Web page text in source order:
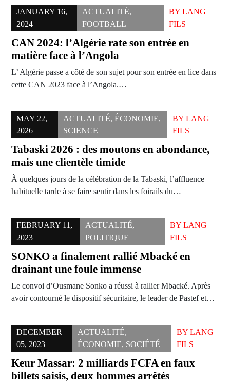
JANUARY 16,
2024
ACTUALITÉ,
FOOTBALL
BY LANG
FILS
CAN 2024: l’Algérie rate son entrée en
matière face à l’Angola
L’ Algérie passe a côté de son sujet pour son entrée en lice dans
cette CAN 2023 face à l’Angola.…
MAY 22,
2026
ACTUALITÉ, ÉCONOMIE,
SCIENCE
BY LANG
FILS
Tabaski 2026 : des moutons en abondance,
mais une clientèle timide
À quelques jours de la célébration de la Tabaski, l’affluence
habituelle tarde à se faire sentir dans les foirails du…
FEBRUARY 11,
2023
ACTUALITÉ,
POLITIQUE
BY LANG
FILS
SONKO a finalement rallié Mbacké en
drainant une foule immense
Le convoi d’Ousmane Sonko a réussi à rallier Mbacké. Après
avoir contourné le dispositif sécuritaire, le leader de Pastef et…
DECEMBER
05, 2023
ACTUALITÉ,
ÉCONOMIE, SOCIÉTÉ
BY LANG
FILS
Keur Massar: 2 milliards FCFA en faux
billets saisis, deux hommes arrêtés